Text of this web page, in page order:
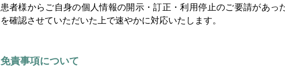
患者様からご自身の個人情報の開示・訂正・利用停止のご要請があっ
を確認させていただいた上で速やかに対応いたします。
免責事項について